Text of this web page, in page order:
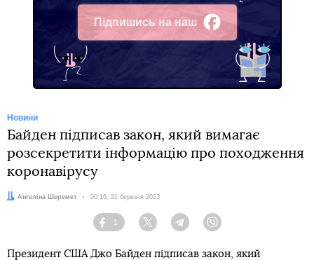
Підпишись на наш
Facebook
Новини
Байден підписав закон, який вимагає
розсекретити інформацію про походження
коронавірусу
Автор:
Ангеліна Шеремет Дата:
00:16, 21 березня 2023
Facebook
1
Twitter TelegramViber
Президент США Джо Байден підписав закон, який